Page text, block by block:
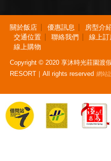
關於飯店 優惠訊息 房型介
交通位置 聯絡我們 線 上訂
線 上購物
Copyright © 2020 享沐時光莊園渡
RESORT｜All rights reserved 網站